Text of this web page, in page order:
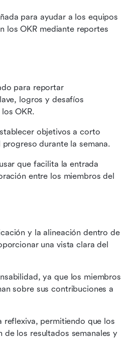
para ayudar a los equipos
los OKR mediante reportes
para reportar
logros y desafíos
OKR.
objetivos a corto
progreso durante la semana.
que facilita la entrada
entre los miembros del
y la alineación dentro de
una vista clara del
ya que los miembros
sobre sus contribuciones a
reflexiva, permitiendo que los
de los resultados semanales y